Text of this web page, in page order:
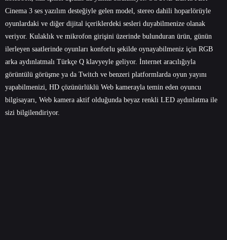
Cinema 3 ses yazılım desteğiyle gelen model, stereo dahili hoparlörüyle
oyunlardaki ve diğer dijital içeriklerdeki sesleri duyabilmenize olanak
veriyor. Kulaklık ve mikrofon girişini üzerinde bulunduran ürün, günün
ilerleyen saatlerinde oyunları konforlu şekilde oynayabilmeniz için RGB
arka aydınlatmalı Türkçe Q klavyeyle geliyor. İnternet aracılığıyla
görüntülü görüşme ya da Twitch ve benzeri platformlarda oyun yayını
yapabilmenizi, HD çözünürlüklü Web kamerayla temin eden oyuncu
bilgisayarı, Web kamera aktif olduğunda beyaz renkli LED aydınlatma ile
sizi bilgilendiriyor.